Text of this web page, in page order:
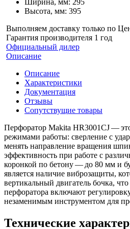
Ширина, мм: 295
Высота, мм: 395
Выполняем доставку только по
Гарантия производителя 1 год
Официальный дилер
Описание
Описание
Характеристики
Документация
Отзывы
Сопутствущие товары
Перфоратор Makita HR3001CJ —
режимами работы: сверление с
менять направление вращения
эффективность при работе с
коронкой по бетону — до 80 мм и
является наличие виброзащиты,
вертикальный двигатель бочка,
перфоратора включают
незаменимым инструментом для
Технические